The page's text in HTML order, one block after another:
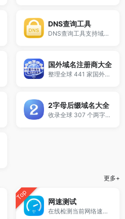
DNS查询工具
DNS查询工具支持域名解析记录查询，可快速查看A、AAAA、MX、NS、TXT、CNAME等DNS记录信息，支持在线解析检测与结果复制，适用于站长运维、域名排查、邮箱配置及DNS问题诊断。
国外域名注册商大全
整理全球 441 家国外域名注册商。
2字母后缀域名大全
收录全球 307 个两字符域名后缀。
更多+
Top 网速测试
在线检测当前网络速度，支持下载速度、上传速度、Ping延迟及网络稳定性测试，无需下载安装，打开即可测速。